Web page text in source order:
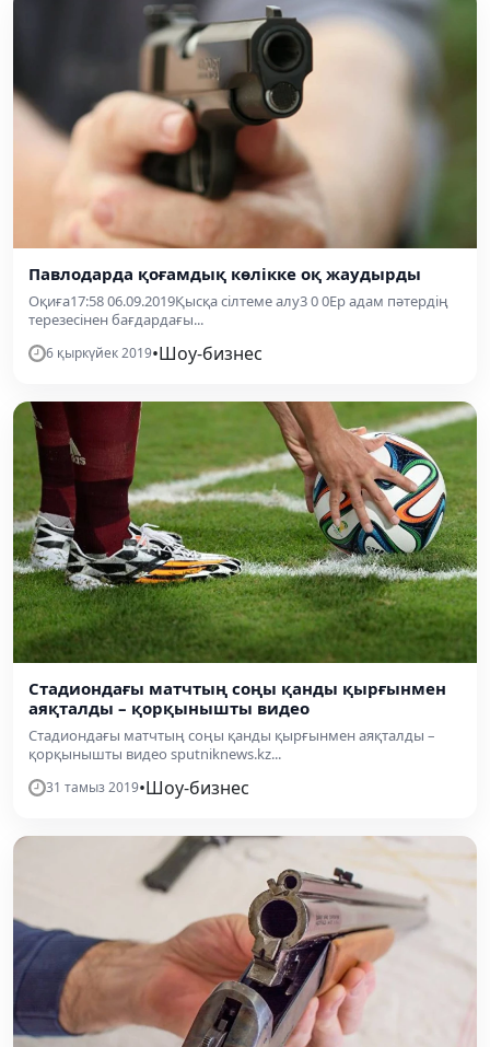
Павлодарда қоғамдық көлікке оқ жаудырды
Оқиға17:58 06.09.2019Қысқа сілтеме алу3 0 0Ер адам пәтердің
терезесінен бағдардағы...
6 қыркүйек 2019•Шоу-бизнес
Стадиондағы матчтың соңы қанды қырғынмен
аяқталды – қорқынышты видео
Стадиондағы матчтың соңы қанды қырғынмен аяқталды –
қорқынышты видео sputniknews.kz...
31 тамыз 2019•Шоу-бизнес